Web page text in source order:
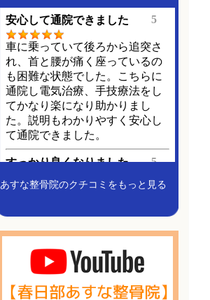
あすな整骨院のクチコミをもっと見る